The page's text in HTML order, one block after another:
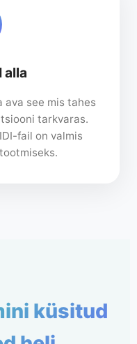
alla
ava see mis tahes
tarkvaras.
fail on valmis
küsitud